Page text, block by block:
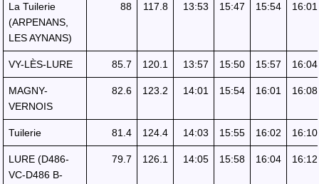
La Tuilerie
(ARPENANS,
LES AYNANS)
88 117.8 13:53 15:47 15:54 16:01
VY-LÈS-LURE 85.7 120.1 13:57 15:50 15:57 16:04
MAGNY-
VERNOIS
82.6 123.2 14:01 15:54 16:01 16:08
Tuilerie 81.4 124.4 14:03 15:55 16:02 16:10
LURE (D486-
VC-D486 B-
79.7 126.1 14:05 15:58 16:04 16:12